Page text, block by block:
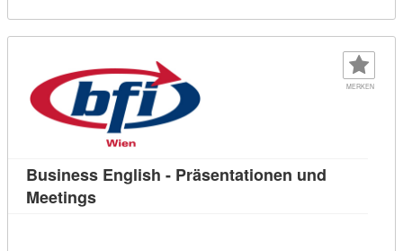
MERKEN
Business English - Präsentationen und
MeetingsKursdetail: Business English -